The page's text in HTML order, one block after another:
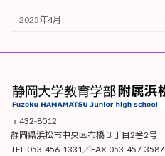
2025年4月
〒432-8012
静岡県浜松市中央区布橋３丁目2番2号
TEL.053-456-1331／FAX.053-457-3587